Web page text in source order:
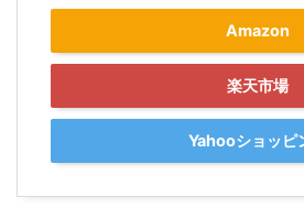
Amazon
楽天市場
Yahooショッピ